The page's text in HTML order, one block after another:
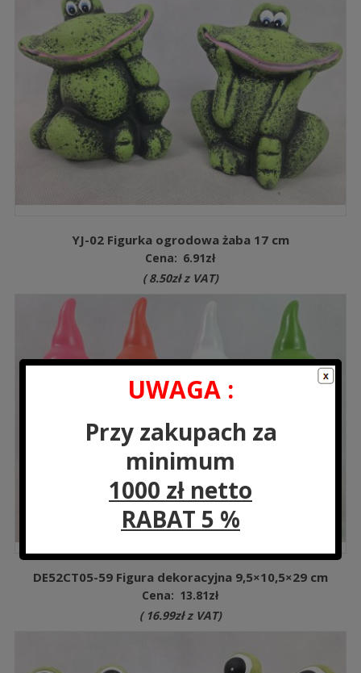
YJ-02 Figurka ogrodowa żaba 17 cm
Cena: 6.91zł
( 8.50złz VAT)
DE52CT05-59 Figura dekoracyjna 9,5×10,5×29 cm
Cena: 13.81zł
( 16.99złz VAT)
UWAGA :
Przy zakupach za
minimum
1000 zł netto
RABAT 5 %